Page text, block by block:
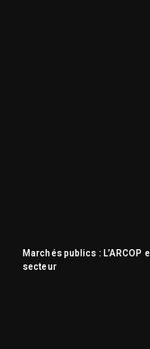
Marchés publics : L’ARCOP
secteur